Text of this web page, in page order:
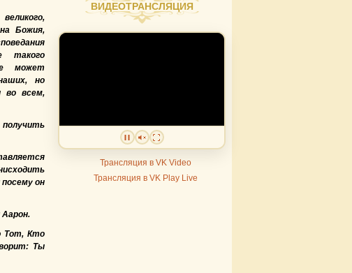
Божия,
такого
может
но
во всем,
он
Тот, Кто
Ты
ВИДЕОТРАНСЛЯЦИЯ
Трансляция в VK Video
Трансляция в VK Play Live